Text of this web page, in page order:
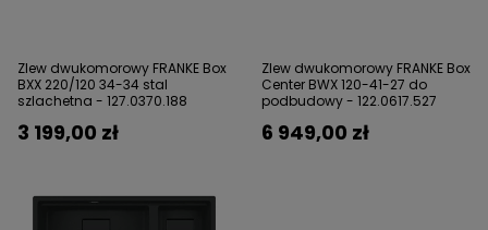
Zlew dwukomorowy FRANKE Box
BXX 220/120 34-34 stal
szlachetna - 127.0370.188
3 199,00 zł
Zlew dwukomorowy FRANKE Box
Center BWX 120-41-27 do
podbudowy - 122.0617.527
6 949,00 zł